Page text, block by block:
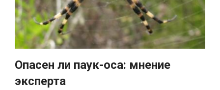
Опасен ли паук-оса: мнение
эксперта